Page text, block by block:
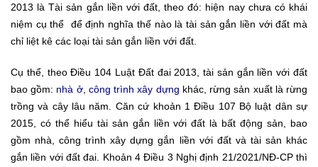
2013 là Tài sản gắn liền với đất, theo đó: hiện nay chưa có khái
niệm cụ thể để định nghĩa thế nào là tài sản gắn liền với đất mà
chỉ liệt kê các loại tài sản gắn liền với đất.
Cụ thể, theo Điều 104 Luật Đất đai 2013, tài sản gắn liền với đất
bao gồm: nhà ở, công trình xây dựng khác, rừng sản xuất là rừng
trồng và cây lâu năm. Căn cứ khoản 1 Điều 107 Bộ luật dân sự
2015, có thể hiểu tài sản gắn liền với đất là bất động sản, bao
gồm nhà, công trình xây dựng gắn liền với đất và tài sản khác
gắn liền với đất đai. Khoản 4 Điều 3 Nghị định 21/2021/NĐ-CP thì